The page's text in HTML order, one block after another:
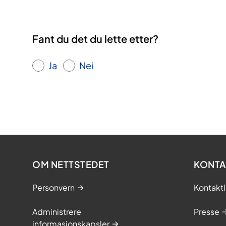
Fant du det du lette etter?
Ja Nei
OM NETTSTEDET
Personvern
Administrere
informasjonskapsler
Presse